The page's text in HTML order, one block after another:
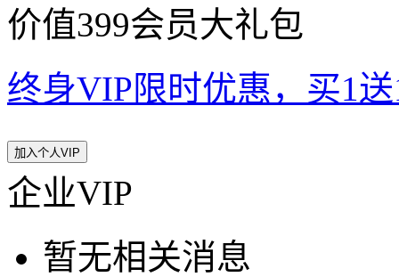
价值399会员大礼包
终身VIP限时优惠，买1
加入个人VIP
企业VIP
暂无相关消息